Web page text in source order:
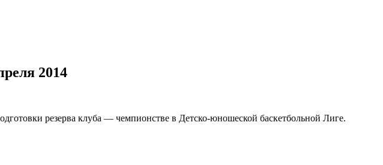
2014
резерва клуба — чемпионстве в Детско-юношеской баскетбольной Лиге.